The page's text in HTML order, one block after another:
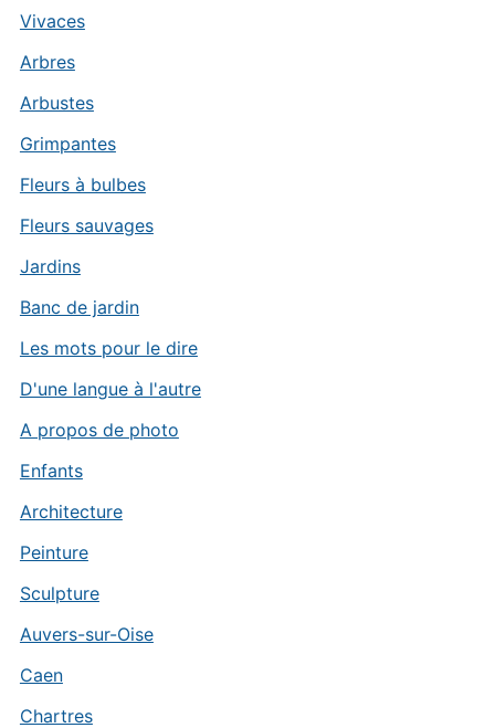
Vivaces
Arbres
Arbustes
Grimpantes
Fleurs à bulbes
Fleurs sauvages
Jardins
Banc de jardin
Les mots pour le dire
D'une langue à l'autre
A propos de photo
Enfants
Architecture
Peinture
Sculpture
Auvers-sur-Oise
Caen
Chartres